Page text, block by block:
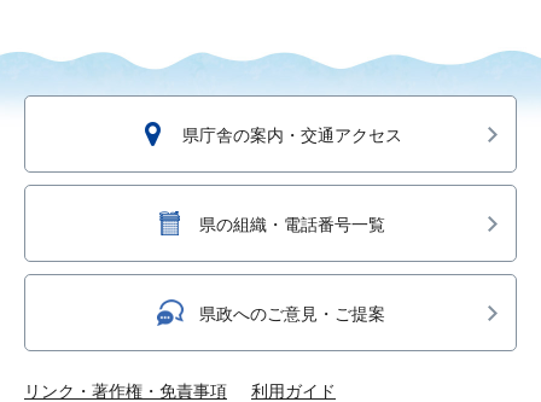
県庁舎の案内・交通アクセス
県の組織・電話番号一覧
県政へのご意見・ご提案
リンク・著作権・免責事項 利用ガイド